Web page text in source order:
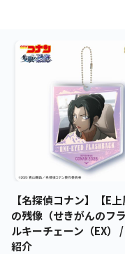
【名探偵コナン】【E
の残像（せきがんのフ
ルキーチェーン（EX）
紹介